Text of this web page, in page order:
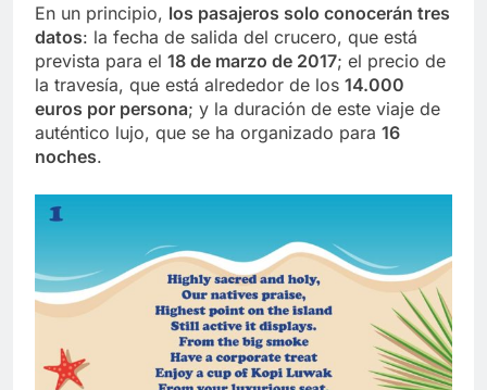
En un principio, los pasajeros solo conocerán tres
datos: la fecha de salida del crucero, que está
prevista para el 18 de marzo de 2017; el precio de
la travesía, que está alrededor de los 14.000
euros por persona; y la duración de este viaje de
auténtico lujo, que se ha organizado para 16
noches.